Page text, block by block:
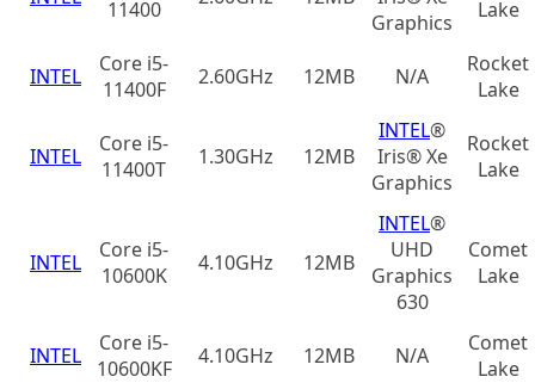
11400
Graphics
Lake
INTEL
Core i5-
11400F
2.60GHz 12MB N/A
Rocket
Lake
INTEL
Core i5-
11400T
1.30GHz 12MB
INTEL®
Iris® Xe
Graphics
Rocket
Lake
INTEL
Core i5-
10600K
4.10GHz 12MB
INTEL®
UHD
Graphics
630
Comet
Lake
INTEL
Core i5-
10600KF
4.10GHz 12MB N/A
Comet
Lake